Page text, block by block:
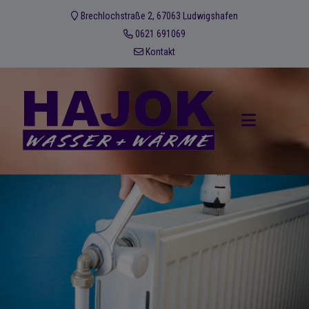
Brechlochstraße 2, 67063 Ludwigshafen
0621 691069
Kontakt